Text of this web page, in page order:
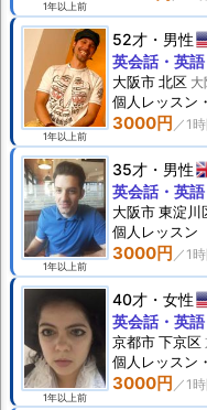
1年以上前
1年以上前
52才 男性
3000円
英会話・英語
大阪市 北区 大
個人 レッスン
1年以上前
35才 男性
3000円
英会話・英語
大阪市 東淀川
個人 レッスン
1年以上前
40才 女性
3000円
英会話・英語
京都市 下京区
個人 レッスン